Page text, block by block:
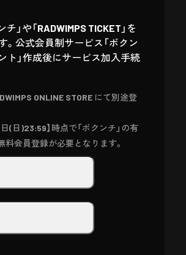
」や「RADWIMPS TICKET」を
公式会員制サービス「ボクン
ト」作成後にサービス加入手続
ONLINE STORE にて別途登
(日)23:59】時点で「ボクンチ」の有
会員登録が必要となります。